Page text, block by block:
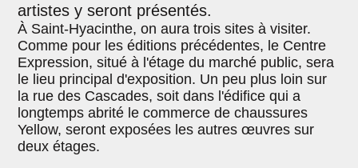
artistes y seront présentés.
À Saint-Hyacinthe, on aura trois sites à visiter.
Comme pour les éditions précédentes, le Centre
Expression, situé à l'étage du marché public, sera
le lieu principal d'exposition. Un peu plus loin sur
la rue des Cascades, soit dans l'édifice qui a
longtemps abrité le commerce de chaussures
Yellow, seront exposées les autres œuvres sur
deux étages.